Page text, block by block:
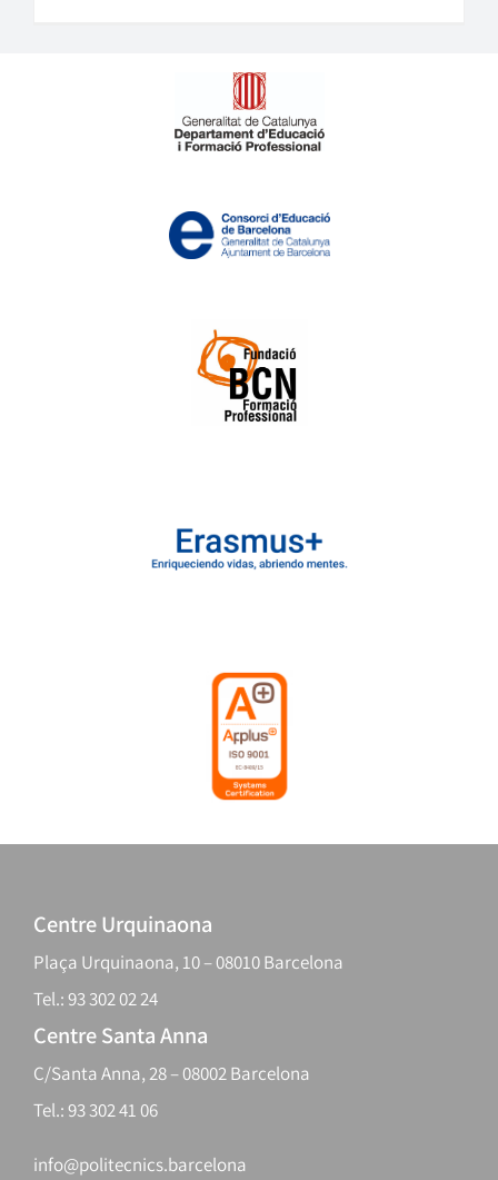
Centre Urquinaona
Plaça Urquinaona, 10 – 08010 Barcelona
Tel.: 93 302 02 24
Centre Santa Anna
C/Santa Anna, 28 – 08002 Barcelona
Tel.: 93 302 41 06
info@politecnics.barcelona